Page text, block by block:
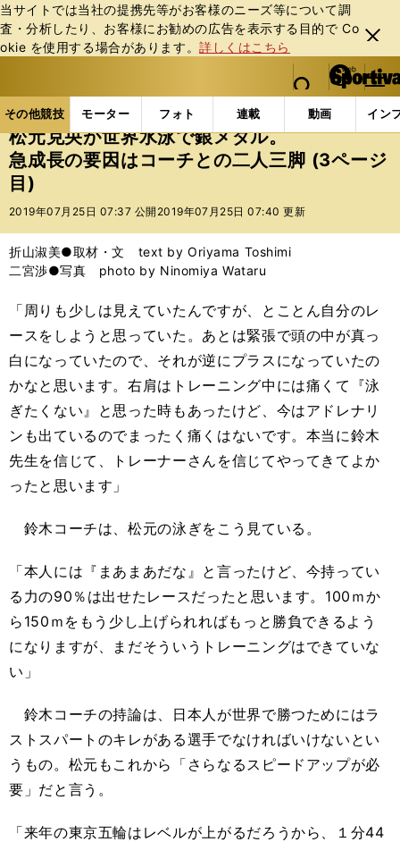
当サイトでは当社の提携先等がお客様のニーズ等について調
査・分析したり、お客様にお勧めの広告を表⽰する⽬的で Co
okie を使⽤する場合があります。詳しくはこちら
閉じ
る
web Sportiva (webスポルティーバ)
検索
マイペ
ー
ジ
メニュ
その他競技 モーター フォト 連載 動画 イン
ス
ポ
ル
テ
ー
バ
その他競技の記事一覧 水泳 松元克央が世界水泳で
松元克央が世界水泳で銀メダル。
急成長の要因はコーチとの二人三脚 (3ページ
目)
2019年07月25日 07:37 公開 2019年07月25日 07:40 更新
折山淑美●取材・文 text by Oriyama Toshimi
二宮渉●写真 photo by Ninomiya Wataru
「周りも少しは見えていたんですが、とことん自分のレ
ースをしようと思っていた。あとは緊張で頭の中が真っ
白になっていたので、それが逆にプラスになっていたの
かなと思います。右肩はトレーニング中には痛くて『泳
ぎたくない』と思った時もあったけど、今はアドレナリ
ンも出ているのでまったく痛くはないです。本当に鈴木
先生を信じて、トレーナーさんを信じてやってきてよか
ったと思います」
鈴木コーチは、松元の泳ぎをこう見ている。
「本人には『まあまあだな』と言ったけど、今持ってい
る力の90％は出せたレースだったと思います。100ｍか
ら150ｍをもう少し上げられればもっと勝負できるよう
になりますが、まだそういうトレーニングはできていな
い」
鈴木コーチの持論は、日本人が世界で勝つためにはラ
ストスパートのキレがある選手でなければいけないとい
うもの。松元もこれから「さらなるスピードアップが必
要」だと言う。
「来年の東京五輪はレベルが上がるだろうから、１分44